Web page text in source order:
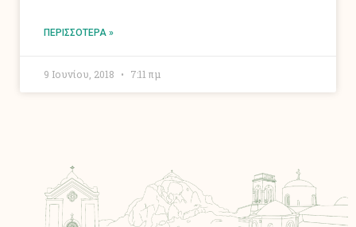
ΠΕΡΙΣΣΌΤΕΡΑ »
9 Ιουνίου, 2018 7:11 πμ